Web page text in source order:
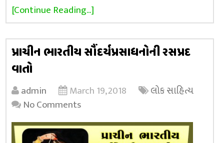
[Continue Reading...]
પ્રાચીન ભારતીય સૌંદર્યપ્રસાધનોની રસપ્રદ
વાતો
admin March 19, 2018
લોક સાહિત્ય
No Comments